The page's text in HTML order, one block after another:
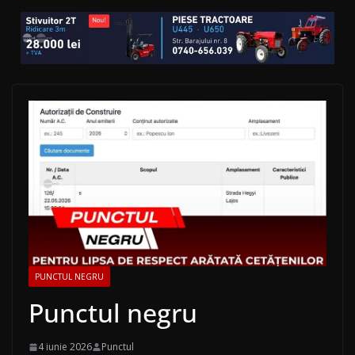
PUNCTUL NEGRU
Punctul negru
4 iunie 2026 Punctul